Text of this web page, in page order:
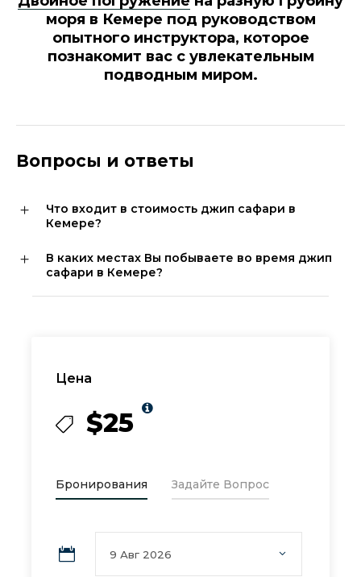
Цена
$25
Бронирования Задайте Вопрос
моря в Кемере под руководством
опытного инструктора, которое
познакомит вас с увлекательным
подводным миром.
Вопросы и ответы
Что входит в стоимость джип сафари в
Кемере?
В каких местах Вы побываете во время джип
сафари в Кемере?